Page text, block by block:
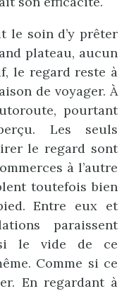
le soin d’y prêter
plateau, aucun
le regard reste à
de voyager. À
pourtant
Les seuls
le regard sont
à l’autre
toutefois bien
Entre eux et
paraissent
si le vide de ce
Comme si ce
En regardant à